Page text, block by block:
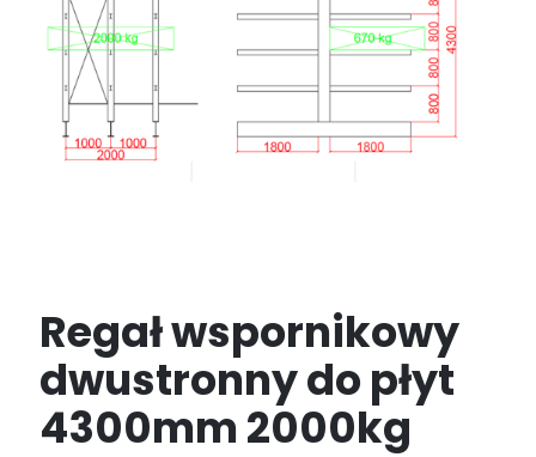
Regał wspornikowy
dwustronny do płyt
4300mm 2000kg